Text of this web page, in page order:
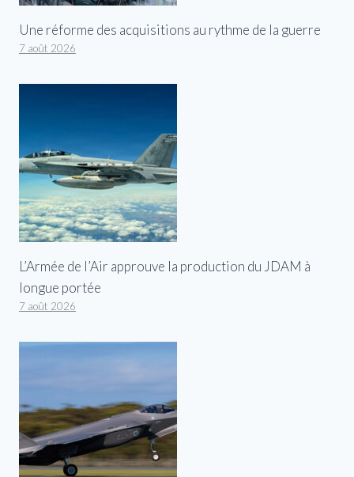
Une réforme des acquisitions au rythme de la guerre
7 août 2026
L’Armée de l’Air approuve la production du JDAM à
longue portée
7 août 2026